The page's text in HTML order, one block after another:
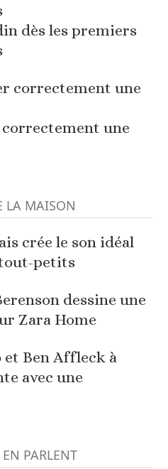
dès les premiers
une
LA MAISON
crée le son idéal
petits
dessine une
Zara Home
et Ben Affleck à
avec une
PARLENT